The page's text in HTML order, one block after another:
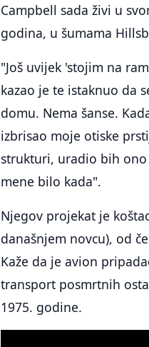
Campbell sada živi u
godina, u šumama
"Još uvijek 'stojim na
kazao je te istaknuo da
domu. Nema šanse.
izbrisao moje otiske
strukturi, uradio bih
mene bilo kada".
Njegov projekat je
današnjem novcu), od
Kaže da je avion
transport posmrtnih
1975. godine.